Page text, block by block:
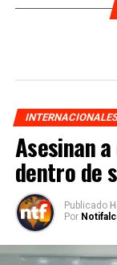
Asesinan
dentro de
Publicado
Por